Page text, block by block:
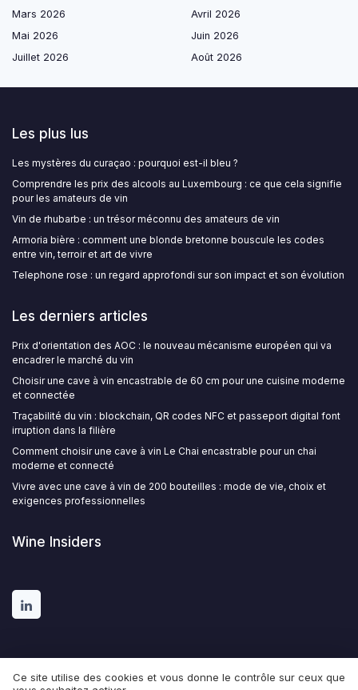
Mars 2026
Avril 2026
Mai 2026
Juin 2026
Juillet 2026
Août 2026
Les plus lus
Les mystères du curaçao : pourquoi est-il bleu ?
Comprendre les prix des alcools au Luxembourg : ce que cela signifie
pour les amateurs de vin
Vin de rhubarbe : un trésor méconnu des amateurs de vin
Armoria bière : comment une blonde bretonne bouscule les codes
entre vin, terroir et art de vivre
Telephone rose : un regard approfondi sur son impact et son évolution
Les derniers articles
Prix d'orientation des AOC : le nouveau mécanisme européen qui va
encadrer le marché du vin
Choisir une cave à vin encastrable de 60 cm pour une cuisine moderne
et connectée
Traçabilité du vin : blockchain, QR codes NFC et passeport digital font
irruption dans la filière
Comment choisir une cave à vin Le Chai encastrable pour un chai
moderne et connecté
Vivre avec une cave à vin de 200 bouteilles : mode de vie, choix et
exigences professionnelles
Wine Insiders
Ce site utilise des cookies et vous donne le contrôle sur ceux que